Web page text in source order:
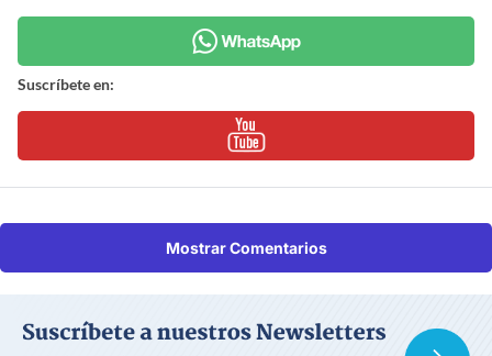
Suscríbete en:
Mostrar Comentarios